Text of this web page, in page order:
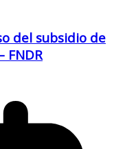
del subsidio de
FNDR